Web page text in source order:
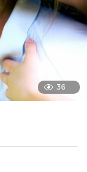
36